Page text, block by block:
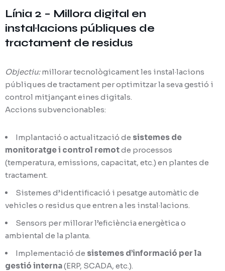
Línia 2 – Millora digital en
instal·lacions públiques de
tractament de residus
Objectiu:millorar tecnològicament les instal·lacions
públiques de tractament per optimitzar la seva gestió i
control mitjançant eines digitals.
Accions subvencionables:
Implantació o actualització de sistemes de
monitoratge i control remotde processos
(temperatura, emissions, capacitat, etc.) en plantes de
tractament.
Sistemes d’identificació i pesatge automàtic de
vehicles o residus que entren a les instal·lacions.
Sensors per millorar l’eficiència energètica o
ambiental de la planta.
Implementació de sistemes d’informació per la
gestió interna(ERP, SCADA, etc.).